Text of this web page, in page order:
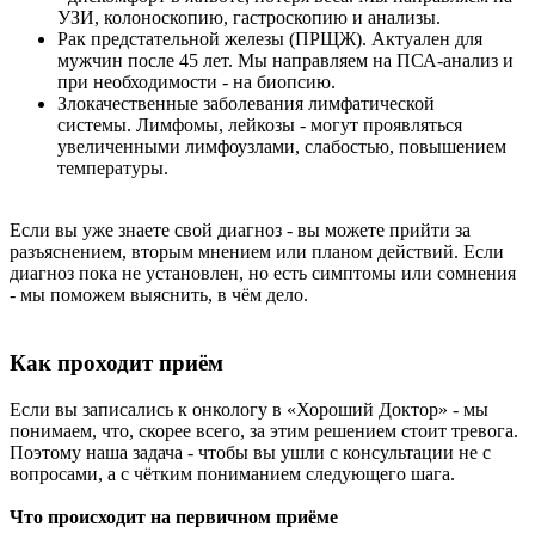
УЗИ, колоноскопию, гастроскопию и анализы.
Рак предстательной железы (ПРЩЖ). Актуален для
мужчин после 45 лет. Мы направляем на ПСА-анализ и
при необходимости - на биопсию.
Злокачественные заболевания лимфатической
системы. Лимфомы, лейкозы - могут проявляться
увеличенными лимфоузлами, слабостью, повышением
температуры.
Если вы уже знаете свой диагноз - вы можете прийти за
разъяснением, вторым мнением или планом действий. Если
диагноз пока не установлен, но есть симптомы или сомнения
- мы поможем выяснить, в чём дело.
Как проходит приём
Если вы записались к онкологу в «Хороший Доктор» - мы
понимаем, что, скорее всего, за этим решением стоит тревога.
Поэтому наша задача - чтобы вы ушли с консультации не с
вопросами, а с чётким пониманием следующего шага.
Что происходит на первичном приёме